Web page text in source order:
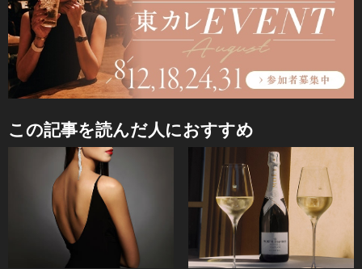
この記事を読んだ人におすすめ